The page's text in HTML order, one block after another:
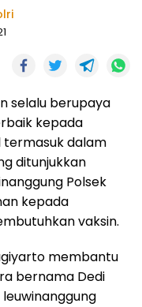
selalu berupaya
kepada
dalam
ditunjukkan
Polsek
kepada
vaksin.
membantu
bernama Dedi